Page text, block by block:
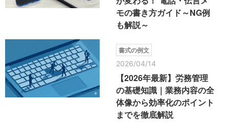
モの書き方ガイド～NG例
も解説～
書式の例文
2026/04/14
【2026年最新】労務管理
の基礎知識｜業務内容の全
体像から効率化のポイント
までを徹底解説